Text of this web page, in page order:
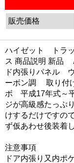
販売価格
ハイゼット トラ
ス 商品説明 新
ド内張りパネル
ーボン調 取り付
ボ 平成17年式～
ジが高級感たっぷ
けするだけですの
ず仮あわせ後装着
注意事項
ドア内張り又内ポ